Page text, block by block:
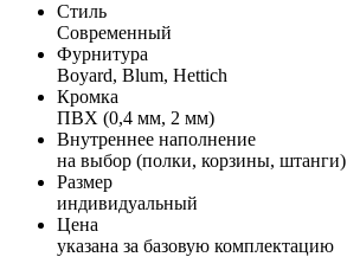
Стиль
Современный
Фурнитура
Boyard, Blum, Hettich
Кромка
ПВХ (0,4 мм, 2 мм)
Внутреннее наполнение
на выбор (полки, корзины, штанги)
Размер
индивидуальный
Цена
указана за базовую комплектацию